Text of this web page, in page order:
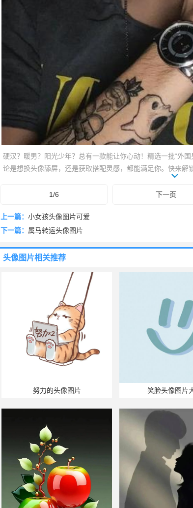
硬汉？暖男？阳光少年？总有一款能让你心动！精选一批“外
论是想换头像舔屏，还是获取搭配灵感，都能满足你。快来
1/6
下一页
上一篇： 小女孩头像图片可爱
下一篇： 属马转运头像图片
头像图片相关推荐
努力的头像图片 笑脸头像图片